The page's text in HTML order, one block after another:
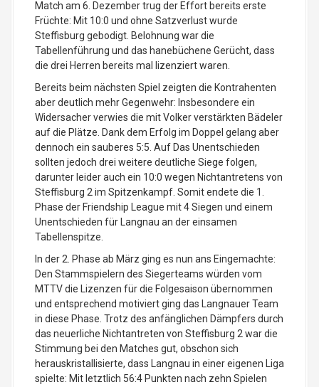
Match am 6. Dezember trug der Effort bereits erste
Früchte: Mit 10:0 und ohne Satzverlust wurde
Steffisburg gebodigt. Belohnung war die
Tabellenführung und das hanebüchene Gerücht, dass
die drei Herren bereits mal lizenziert waren.
Bereits beim nächsten Spiel zeigten die Kontrahenten
aber deutlich mehr Gegenwehr: Insbesondere ein
Widersacher verwies die mit Volker verstärkten Bädeler
auf die Plätze. Dank dem Erfolg im Doppel gelang aber
dennoch ein sauberes 5:5. Auf Das Unentschieden
sollten jedoch drei weitere deutliche Siege folgen,
darunter leider auch ein 10:0 wegen Nichtantretens von
Steffisburg 2 im Spitzenkampf. Somit endete die 1.
Phase der Friendship League mit 4 Siegen und einem
Unentschieden für Langnau an der einsamen
Tabellenspitze.
In der 2. Phase ab März ging es nun ans Eingemachte:
Den Stammspielern des Siegerteams würden vom
MTTV die Lizenzen für die Folgesaison übernommen
und entsprechend motiviert ging das Langnauer Team
in diese Phase. Trotz des anfänglichen Dämpfers durch
das neuerliche Nichtantreten von Steffisburg 2 war die
Stimmung bei den Matches gut, obschon sich
herauskristallisierte, dass Langnau in einer eigenen Liga
spielte: Mit letztlich 56:4 Punkten nach zehn Spielen